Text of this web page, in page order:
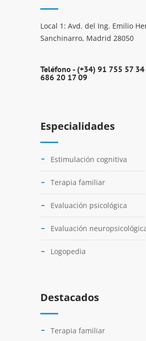
Local 1: Avd. del Ing. Emilio
Sanchinarro, Madrid 28050
Teléfono - (+34) 91 755 57 34
686 20 17 09
Especialidades
Estimulación cognitiva
Terapia familiar
Evaluación psicológica
Evaluación
Logopedia
Destacados
Terapia familiar